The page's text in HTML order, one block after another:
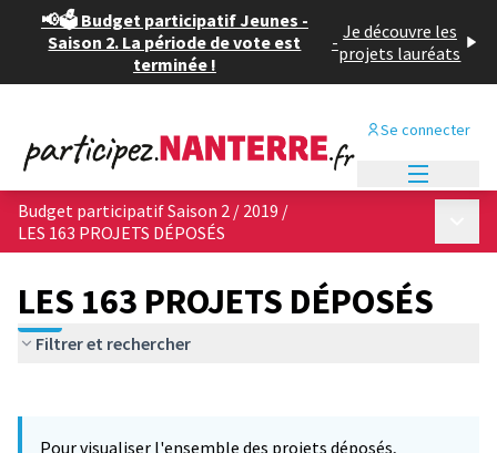
📢🗳️ Budget participatif Jeunes -
Saison 2. La période de vote est
terminée !
- Je découvre les
projets lauréats
Se connecter
Budget participatif Saison 2 / 2019 /
LES 163 PROJETS DÉPOSÉS
LES 163 PROJETS DÉPOSÉS
Filtrer et rechercher
Pour visualiser l'ensemble des projets déposés,